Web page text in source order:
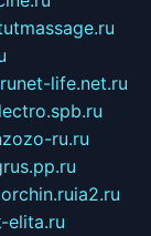
net-life.net.ru
ru.ru
ia2.ru
elita.ru